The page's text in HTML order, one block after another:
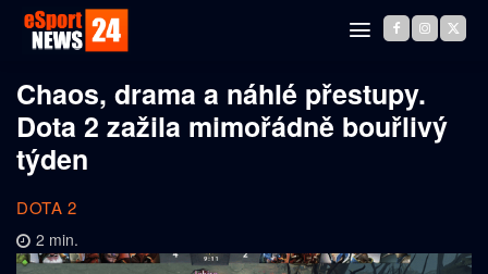
Chaos, drama a náhlé přestupy.
Dota 2 zažila mimořádně bouřlivý
týden
DOTA 2
2 min.